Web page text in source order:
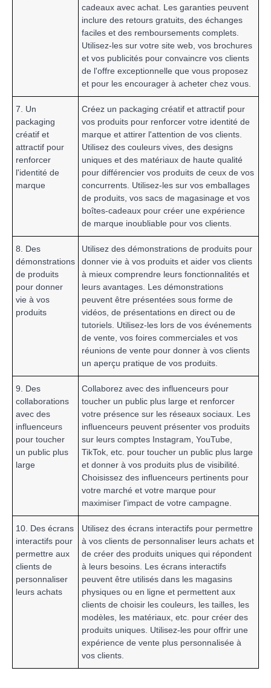
cadeaux avec achat. Les garanties peuvent
inclure des retours gratuits, des échanges
faciles et des remboursements complets.
Utilisez-les sur votre site web, vos brochures
et vos publicités pour convaincre vos clients
de l'offre exceptionnelle que vous proposez
et pour les encourager à acheter chez vous.
7. Un
packaging
créatif et
attractif pour
renforcer
l'identité de
marque
Créez un packaging créatif et attractif pour
vos produits pour renforcer votre identité de
marque et attirer l'attention de vos clients.
Utilisez des couleurs vives, des designs
uniques et des matériaux de haute qualité
pour différencier vos produits de ceux de vos
concurrents. Utilisez-les sur vos emballages
de produits, vos sacs de magasinage et vos
boîtes-cadeaux pour créer une expérience
de marque inoubliable pour vos clients.
8. Des
démonstrations
de produits
pour donner
vie à vos
produits
Utilisez des démonstrations de produits pour
donner vie à vos produits et aider vos clients
à mieux comprendre leurs fonctionnalités et
leurs avantages. Les démonstrations
peuvent être présentées sous forme de
vidéos, de présentations en direct ou de
tutoriels. Utilisez-les lors de vos événements
de vente, vos foires commerciales et vos
réunions de vente pour donner à vos clients
un aperçu pratique de vos produits.
9. Des
collaborations
avec des
influenceurs
pour toucher
un public plus
large
Collaborez avec des influenceurs pour
toucher un public plus large et renforcer
votre présence sur les réseaux sociaux. Les
influenceurs peuvent présenter vos produits
sur leurs comptes Instagram, YouTube,
TikTok, etc. pour toucher un public plus large
et donner à vos produits plus de visibilité.
Choisissez des influenceurs pertinents pour
votre marché et votre marque pour
maximiser l'impact de votre campagne.
10. Des écrans
interactifs pour
permettre aux
clients de
personnaliser
leurs achats
Utilisez des écrans interactifs pour permettre
à vos clients de personnaliser leurs achats et
de créer des produits uniques qui répondent
à leurs besoins. Les écrans interactifs
peuvent être utilisés dans les magasins
physiques ou en ligne et permettent aux
clients de choisir les couleurs, les tailles, les
modèles, les matériaux, etc. pour créer des
produits uniques. Utilisez-les pour offrir une
expérience de vente plus personnalisée à
vos clients.